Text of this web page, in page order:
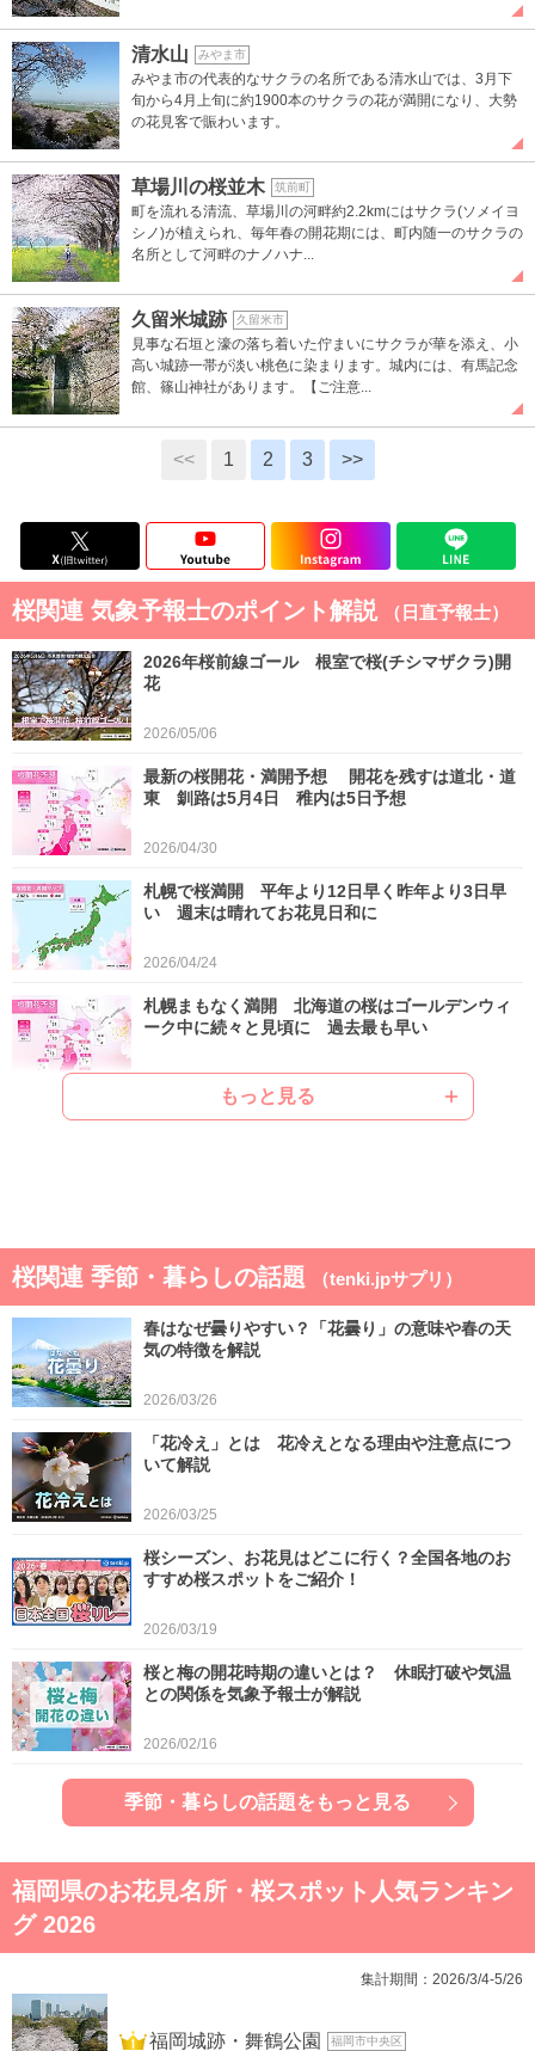
清水山 みやま市
みやま市の代表的なサクラの名所である清水山では、3月下
旬から4月上旬に約1900本のサクラの花が満開になり、大勢
の花見客で賑わいます。
草場川の桜並木 筑前町
町を流れる清流、草場川の河畔約2.2kmにはサクラ(ソメイヨ
シノ)が植えられ、毎年春の開花期には、町内随一のサクラの
名所として河畔のナノハナ...
久留米城跡 久留米市
見事な石垣と濠の落ち着いた佇まいにサクラが華を添え、小
高い城跡一帯が淡い桃色に染まります。城内には、有馬記念
館、篠山神社があります。【ご注意...
<< 1 2 3 >>
桜関連 気象予報士のポイント解説 （日直予報士）
もっと見る
2026年桜前線ゴール 根室で桜(チシマザクラ)開
花
2026/05/06
最新の桜開花・満開予想 開花を残すは道北・道
東 釧路は5月4日 稚内は5日予想
2026/04/30
札幌で桜満開 平年より12日早く昨年より3日早
い 週末は晴れてお花見日和に
2026/04/24
札幌まもなく満開 北海道の桜はゴールデンウィ
ーク中に続々と見頃に 過去最も早い
2026/04/22
ゴールデンウィークは晴れと雨が交互 晴れると
気象予報士の解説をもっと見る
桜関連 季節・暮らしの話題 （tenki.jpサプリ）
春はなぜ曇りやすい？「花曇り」の意味や春の天
気の特徴を解説
2026/03/26
「花冷え」とは 花冷えとなる理由や注意点につ
いて解説
2026/03/25
桜シーズン、お花見はどこに行く？全国各地のお
すすめ桜スポットをご紹介！
2026/03/19
桜と梅の開花時期の違いとは？ 休眠打破や気温
との関係を気象予報士が解説
2026/02/16
季節・暮らしの話題をもっと見る
福岡県のお花見名所・桜スポット人気ランキン
グ 2026
集計期間：2026/3/4-5/26
1位福岡城跡・舞鶴公園 福岡市中央区